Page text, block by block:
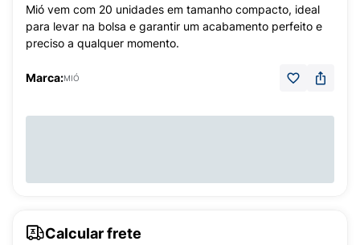
Mió vem com 20 unidades em tamanho compacto, ideal
para levar na bolsa e garantir um acabamento perfeito e
preciso a qualquer momento.
Marca:MIÓ
Calcular frete